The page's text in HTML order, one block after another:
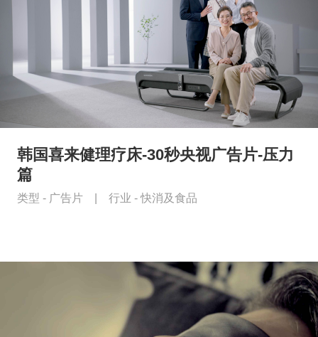
韩国喜来健理疗床-30秒央视广告片-压力
篇
类型 - 广告片 行业 -快消及食品